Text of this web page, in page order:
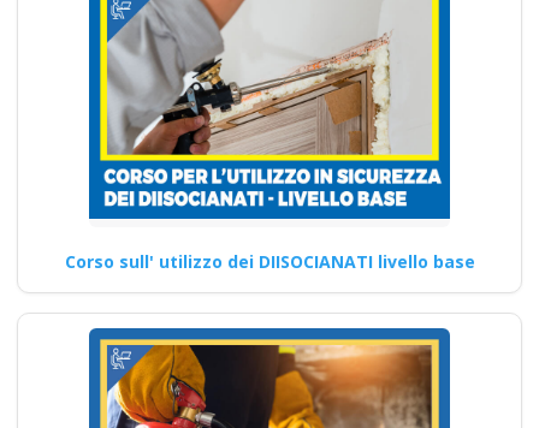
Corso sull' utilizzo dei DIISOCIANATI livello base